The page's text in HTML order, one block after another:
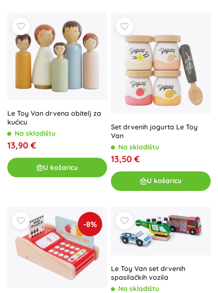
Le Toy Van drvena obitelj za
kućicu
Na skladištu
13,90 €
U košaricu
Set drvenih jogurta Le Toy
Van
Na skladištu
13,50 €
U košaricu
-8%
Le Toy Van set drvenih
spasilačkih vozila
Na skladištu